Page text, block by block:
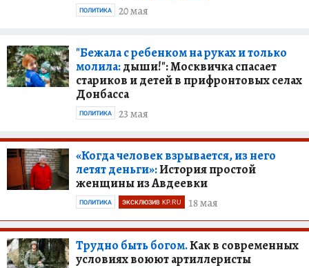
20 мая
ПОЛИТИКА
"Бежала с ребенком на руках и только
молила:дыши!": Москвичка спасает
стариков и детей в прифронтовых селах
Донбасса
23 мая
ПОЛИТИКА
«Когда человек взрывается, из него
летят деньги»:История простой
женщины из Авдеевки
18 мая
ПОЛИТИКА ЭКСКЛЮЗИВ KP.RU
Трудно быть богом.Как в современных
условиях воюют артиллеристы